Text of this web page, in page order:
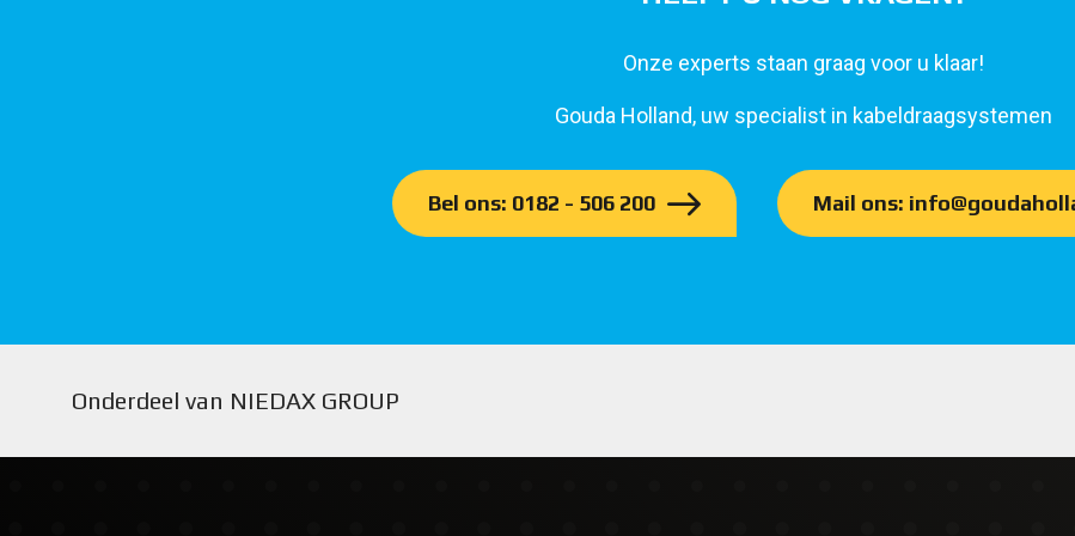
Onze experts staan graag voor u klaar!
Gouda Holland, uw specialist in kabeldraagsystemen
Bel ons: 0182 - 506 200 Mail ons:
Onderdeel van NIEDAX GROUP